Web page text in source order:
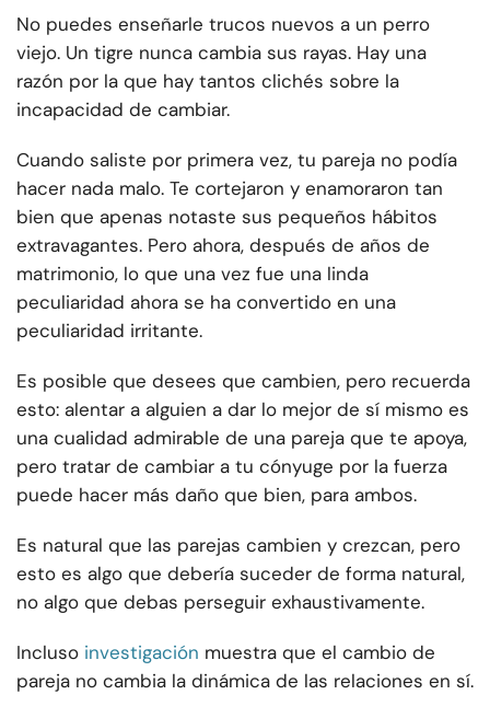
No puedes enseñarle trucos nuevos a un perro
viejo. Un tigre nunca cambia sus rayas. Hay una
razón por la que hay tantos clichés sobre la
incapacidad de cambiar.
Cuando saliste por primera vez, tu pareja no podía
hacer nada malo. Te cortejaron y enamoraron tan
bien que apenas notaste sus pequeños hábitos
extravagantes. Pero ahora, después de años de
matrimonio, lo que una vez fue una linda
peculiaridad ahora se ha convertido en una
peculiaridad irritante.
Es posible que desees que cambien, pero recuerda
esto: alentar a alguien a dar lo mejor de sí mismo es
una cualidad admirable de una pareja que te apoya,
pero tratar de cambiar a tu cónyuge por la fuerza
puede hacer más daño que bien, para ambos.
Es natural que las parejas cambien y crezcan, pero
esto es algo que debería suceder de forma natural,
no algo que debas perseguir exhaustivamente.
Incluso investigación muestra que el cambio de
pareja no cambia la dinámica de las relaciones en sí.